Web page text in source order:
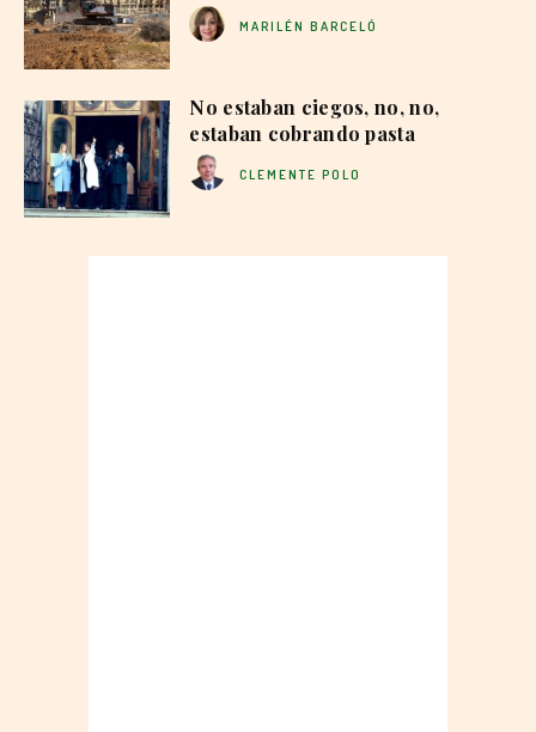
MARILÉN BARCELÓ
No estaban ciegos, no, no,
estaban cobrando pasta
CLEMENTE POLO